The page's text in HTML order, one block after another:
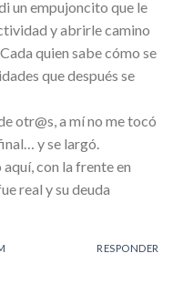
un empujoncito que le
y abrirle camino
quien sabe cómo se
que después se
otr@s, a mí no me tocó
y se largó.
con la frente en
real y su deuda
RESPONDER